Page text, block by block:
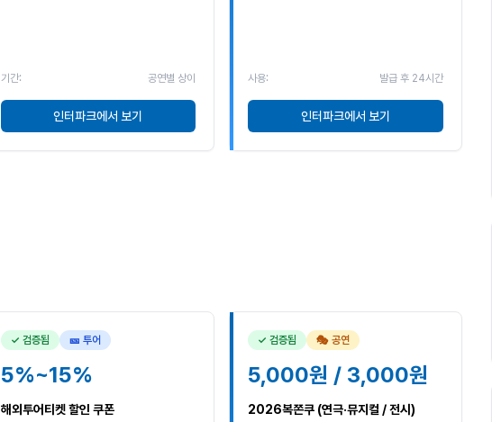
기간: 공연별 상이
인터파크에서 보기
사용: 발급 후 24시간
인터파크에서 보기
✓ 검증됨 🎫 투어
5%~15%
해외투어티켓 할인 쿠폰
✓ 검증됨 🎭 공연
5,000원 / 3,000원
2026복쫀쿠 (연극·뮤지컬 / 전시)